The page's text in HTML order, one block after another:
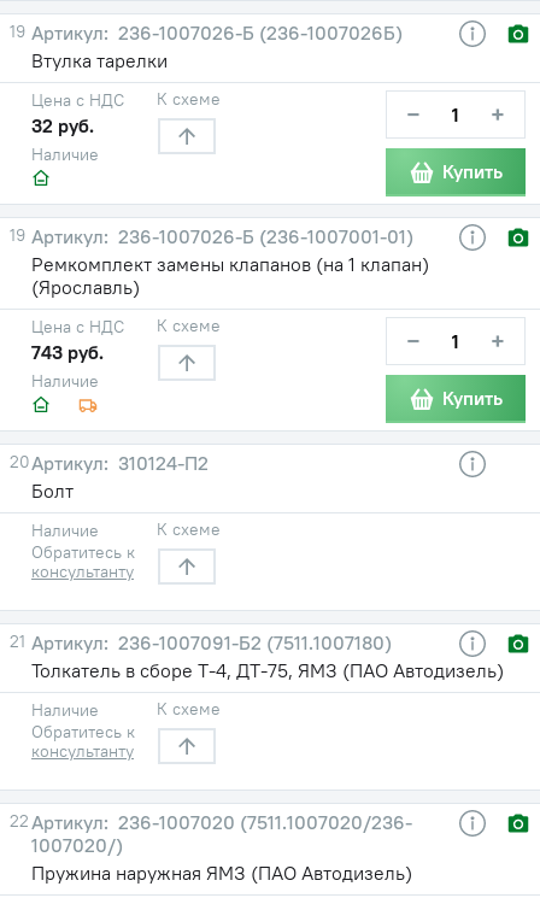
19
236-1007026-Б (236-1007026Б)
Втулка тарелки
Наличие
Цена с НДС
32 руб.
К схеме − +
Купить
19
236-1007026-Б (236-1007001-01)
Ремкомплект замены клапанов (на 1 клапан)
(Ярославль)
Наличие
Цена с НДС
743 руб.
К схеме − +
Купить
20
310124-П2
Болт
Наличие
Обратитесь к
консультанту
К схеме
21
236-1007091-Б2 (7511.1007180)
Толкатель в сборе Т-4, ДТ-75, ЯМЗ (ПАО Автодизель)
Наличие
Обратитесь к
консультанту
К схеме
22
236-1007020 (7511.1007020/236-
1007020/)
Пружина наружная ЯМЗ (ПАО Автодизель)